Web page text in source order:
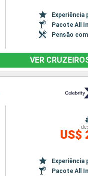
Experiência
Pacote All
Pensão
VER
US$
Experiência
Pacote All